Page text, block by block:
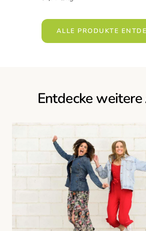
ALLE PRODUKTE
Entdecke